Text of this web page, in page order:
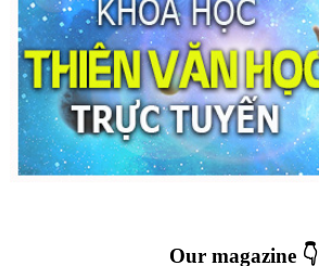
Our magazine 👇